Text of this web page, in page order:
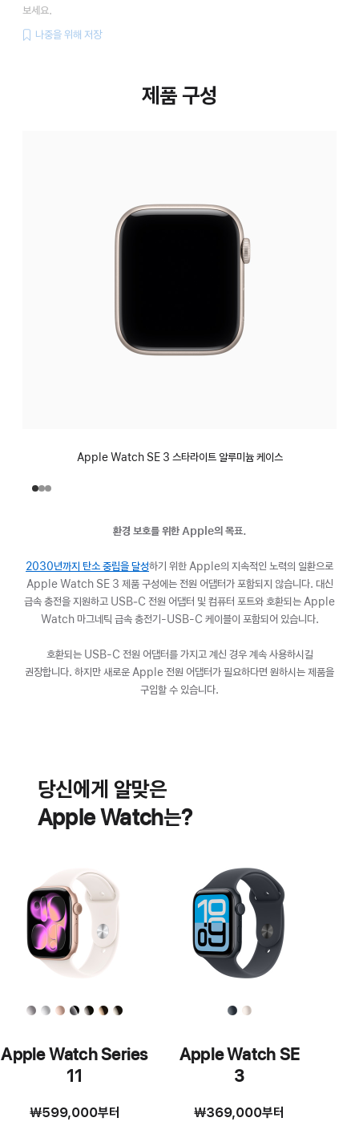
보세요.
나중을 위해 저장
제품 구성
Apple Watch SE 3 스타라이트 알루미늄 케이스
환경 보호를 위한 Apple의 목표.
2030년까지 탄소 중립을 달성(새
창에서
열림)
하기 위한 Apple의 지속적인 노력의 일환으로
Apple Watch SE 3 제품 구성에는 전원 어댑터가 포함되지 않습니다. 대신
급속 충전을 지원하고 USB‑C 전원 어댑터 및 컴퓨터 포트와 호환되는 Apple
Watch 마그네틱 급속 충전기-USB-C 케이블이 포함되어 있습니다.
호환되는 USB-C 전원 어댑터를 가지고 계신 경우 계속 사용하시길
권장합니다. 하지만 새로운 Apple 전원 어댑터가 필요하다면 원하시는 제품을
구입할 수 있습니다.
당신에게 알맞은
Apple Watch는?
Apple Watch Series
11
₩599,000부터
Apple Watch SE
3
₩369,000부터